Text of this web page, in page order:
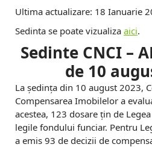
Ultima actualizare: 18 Ianuarie
Sedinta se poate vizualiza aici.
Sedinte CNCI –
de 10
La ședința din 10 august 2023,
Compensarea Imobilelor a
acestea, 123 dosare țin de
legile fondului funciar. Pentru
a emis 93 de decizii de